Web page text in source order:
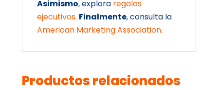
Asimismo, explora regalos
ejecutivos. Finalmente, consulta la
American Marketing Association.
Productos relacionados